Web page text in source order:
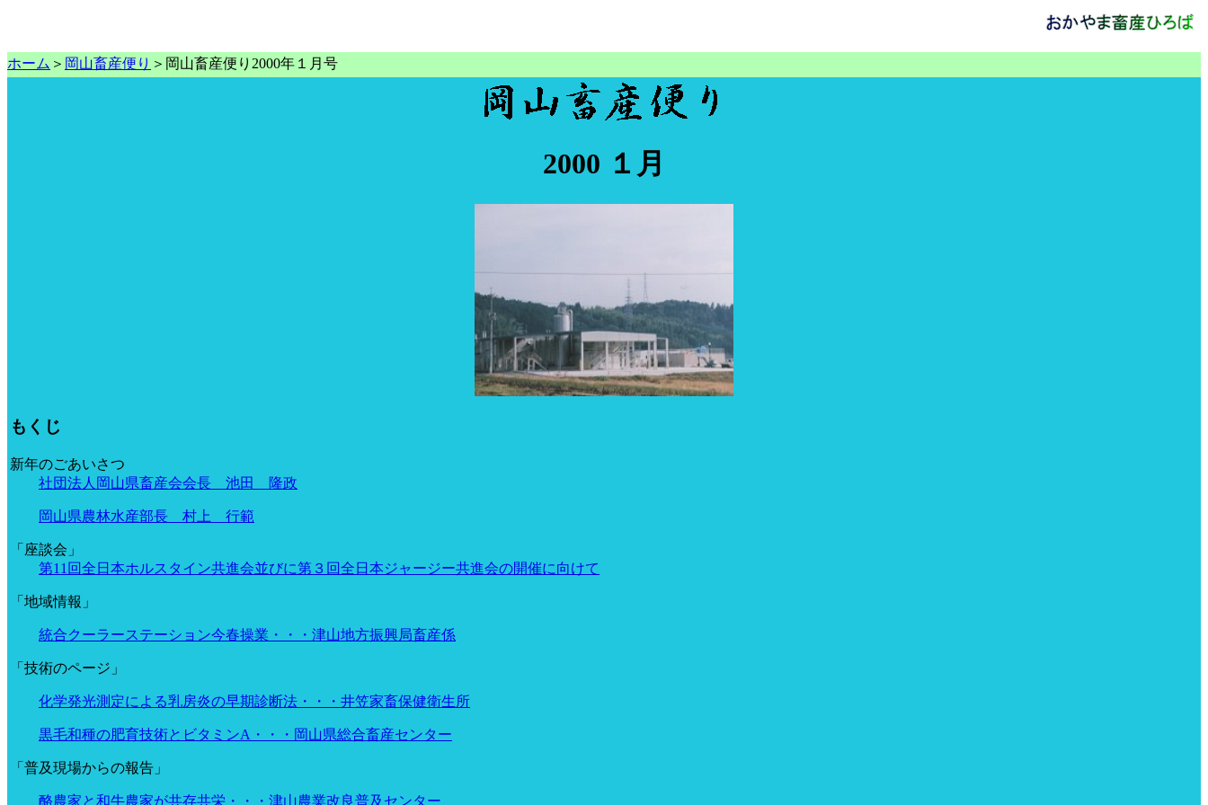
ホーム ＞ 岡山畜産便り ＞岡山畜産便り2000年１月号
2000 １月
もくじ
新年のごあいさつ
社団法人岡山県畜産会会長 池田 隆政
岡山県農林水産部長 村上 行範
「座談会」
第11回全日本ホルスタイン共進会並びに第３回全日本ジャージー共進会の開催に向けて
「地域情報」
統合クーラーステーション今春操業・・・津山地方振興局畜産係
「技術のページ」
化学発光測定による乳房炎の早期診断法・・・井笠家畜保健衛生所
黒毛和種の肥育技術とビタミンA・・・岡山県総合畜産センター
「普及現場からの報告」
酪農家と和牛農家が共存共栄・・・津山農業改良普及センター